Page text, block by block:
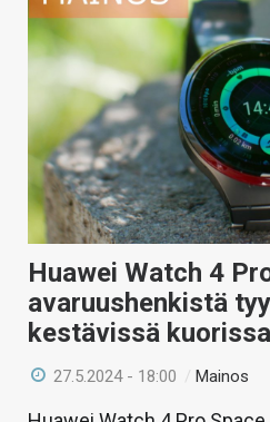
Huawei Watch 4
avaruushenkistä
kestävissä kuorissa
27.5.2024 - 18:00 /Mainos